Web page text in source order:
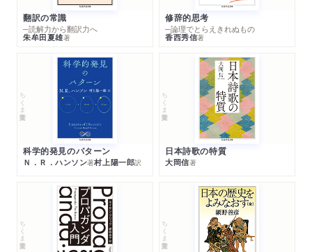
翻訳の常識
─読解力から翻訳力へ
朱牟田夏雄著
修辞的思考
─論理でとらえきれぬもの
香西秀信著
ちくま学芸文庫
科学的発見のパターン
Ｎ．Ｒ．ハンソン著村上陽一郎訳
ちくま学芸文庫
日本詩歌の特質
大岡信著
ちくま学芸文庫 ちくま学芸文庫